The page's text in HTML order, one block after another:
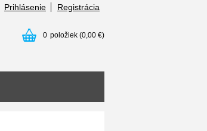
Prihlásenie Registrácia
0 položiek (0,00 €)